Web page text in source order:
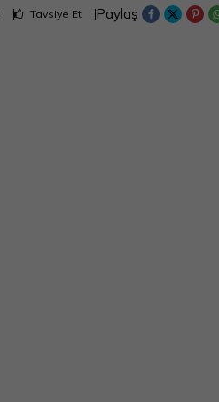
Tavsiye Et Paylaş